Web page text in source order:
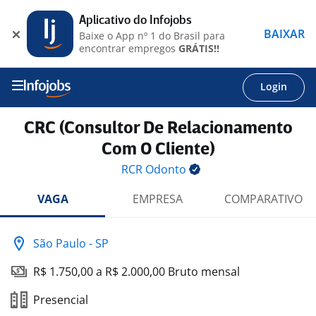
Login
CRC (Consultor De Relacionamento
Com O Cliente)
RCR Odonto
VAGA
EMPRESA COMPARATIVO
São Paulo - SP
R$ 1.750,00 a R$ 2.000,00 Bruto mensal
Presencial
Aplicativo do Infojobs
Baixe o App nº 1 do Brasil para
encontrar empregos GRÁTIS!!
BAIXAR